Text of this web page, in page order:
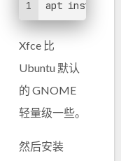
1 apt install
Xfce 比
Ubuntu 默认
的 GNOME
轻量级一些。
然后安装